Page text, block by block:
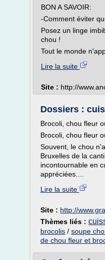
BON A SAVOIR:
-Comment éviter
Posez un linge
chou !
Tout le monde
Lire la suite
Site : http://
Dossiers :
Brocoli, chou fleur
Brocoli, chou fleur
Souvent, le chou
Bruxelles de la
incontournable en
appréciées....
Lire la suite
Site : http://
Thèmes liés :
brocolis / soupe
de chou fleur et